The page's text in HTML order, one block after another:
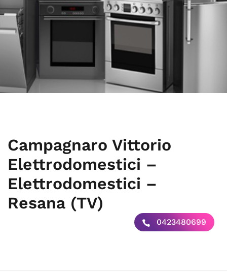
Campagnaro Vittorio
Elettrodomestici –
Elettrodomestici –
Resana (TV)
0423480699